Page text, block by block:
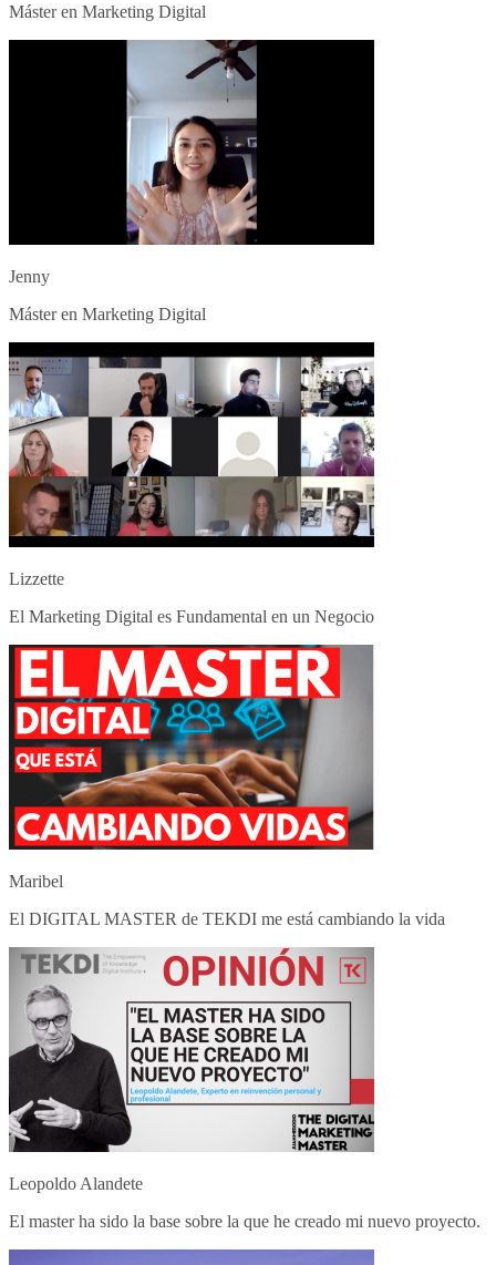
Máster en Marketing Digital
Jenny
Máster en Marketing Digital
Lizzette
El Marketing Digital es Fundamental en un Negocio
Maribel
El DIGITAL MASTER de TEKDI me está cambiando la vida
Leopoldo Alandete
El master ha sido la base sobre la que he creado mi nuevo proyecto.